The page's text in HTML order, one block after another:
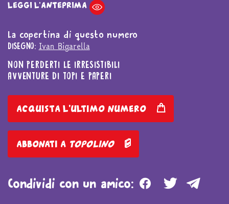
LEGGI L'ANTEPRIMA
La copertina di questo numero
DISEGNO: Ivan Bigarella
NON PERDERTI LE IRRESISTIBILI
AVVENTURE DI TOPI E PAPERI
acquista l'ultimo numero
abbonati a topolino
Condividi con un amico: FacebookTwitter